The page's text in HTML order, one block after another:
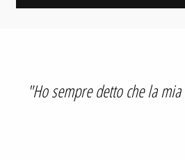
"Ho sempre detto che la